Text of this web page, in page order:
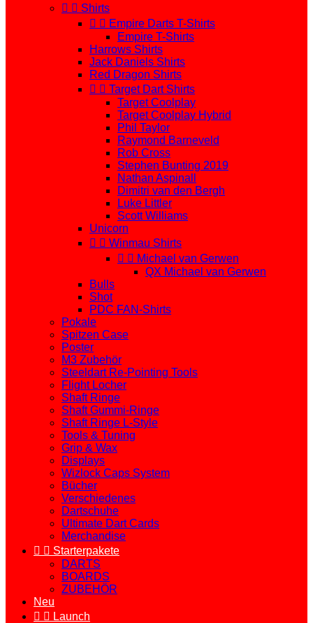
  Shirts
  Empire Darts T-Shirts
Empire T-Shirts
Harrows Shirts
Jack Daniels Shirts
Red Dragon Shirts
  Target Dart Shirts
Target Coolplay
Target Coolplay Hybrid
Phil Taylor
Raymond Barneveld
Rob Cross
Stephen Bunting 2019
Nathan Aspinall
Dimitri van den Bergh
Luke Littler
Scott Williams
Unicorn
  Winmau Shirts
  Michael van Gerwen
QX Michael van Gerwen
Bulls
Shot
PDC FAN-Shirts
Pokale
Spitzen Case
Poster
M3 Zubehör
Steeldart Re-Pointing Tools
Flight Locher
Shaft Ringe
Shaft Gummi-Ringe
Shaft Ringe L-Style
Tools & Tuning
Grip & Wax
Displays
Wizlock Caps System
Bücher
Verschiedenes
Dartschuhe
Ultimate Dart Cards
Merchandise
  Starterpakete
DARTS
BOARDS
ZUBEHÖR
Neu
  Launch